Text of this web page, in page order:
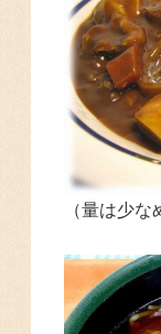
（量は少